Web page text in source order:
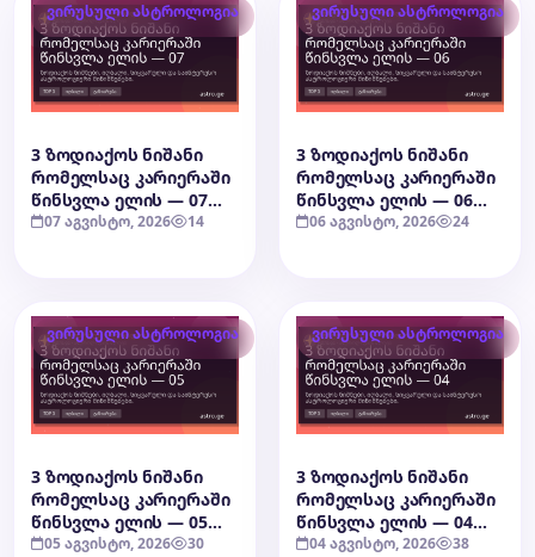
ვირუსული ასტროლოგია
3 ზოდიაქოს ნიშანი
რომელსაც კარიერაში
წინსვლა ელის — 07
აგვისტო, 2026
07 აგვისტო, 2026 14
ვირუსული ასტროლოგია
3 ზოდიაქოს ნიშანი
რომელსაც კარიერაში
წინსვლა ელის — 06
აგვისტო, 2026
06 აგვისტო, 2026 24
ვირუსული ასტროლოგია
3 ზოდიაქოს ნიშანი
რომელსაც კარიერაში
წინსვლა ელის — 05
აგვისტო, 2026
05 აგვისტო, 2026 30
ვირუსული ასტროლოგია
3 ზოდიაქოს ნიშანი
რომელსაც კარიერაში
წინსვლა ელის — 04
აგვისტო, 2026
04 აგვისტო, 2026 38